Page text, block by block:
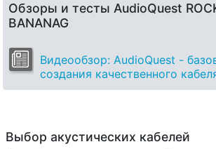
Обзоры и тесты AudioQuest
BANANAG
Видеообзор: AudioQuest -
создания качественного
Выбор акустических кабелей